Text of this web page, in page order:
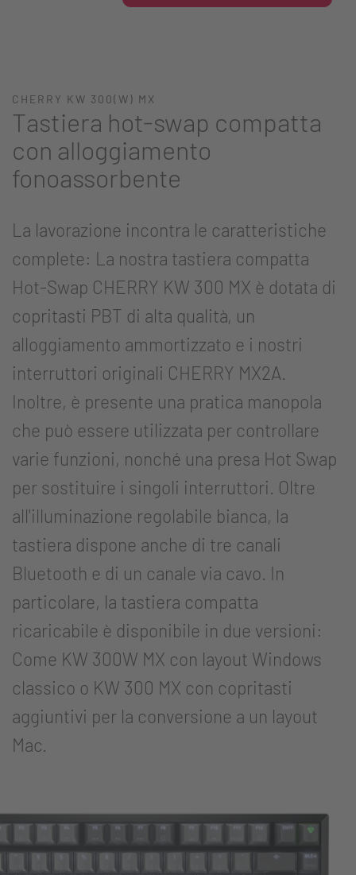
CHERRY KW 300(W) MX
Tastiera hot-swap compatta
con alloggiamento
fonoassorbente
La lavorazione incontra le caratteristiche
complete: La nostra tastiera compatta
Hot-Swap CHERRY KW 300 MX è dotata di
copritasti PBT di alta qualità, un
alloggiamento ammortizzato e i nostri
interruttori originali CHERRY MX2A.
Inoltre, è presente una pratica manopola
che può essere utilizzata per controllare
varie funzioni, nonché una presa Hot Swap
per sostituire i singoli interruttori. Oltre
all'illuminazione regolabile bianca, la
tastiera dispone anche di tre canali
Bluetooth e di un canale via cavo. In
particolare, la tastiera compatta
ricaricabile è disponibile in due versioni:
Come KW 300W MX con layout Windows
classico o KW 300 MX con copritasti
aggiuntivi per la conversione a un layout
Mac.